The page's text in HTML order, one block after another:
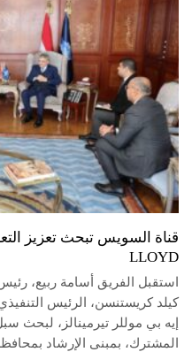
LLOYD
استقبل الفريق أسامة ربيع،
كيلد كريستنسن، الرئيس
إيه بي موللر تيرمينالز، لبحث
المشترك، بمبنى الإرشاد